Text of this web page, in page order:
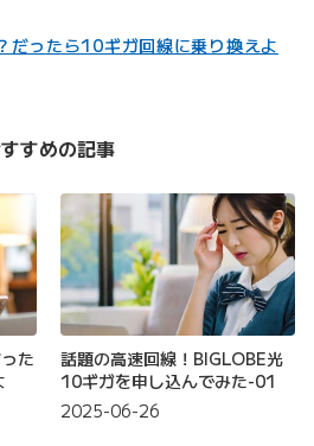
だったら10ギガ回線に乗り換えよ
すめの記事
た
話題の高速回線！BIGLOBE光
10ギガを申し込んでみた-01
2025-06-26